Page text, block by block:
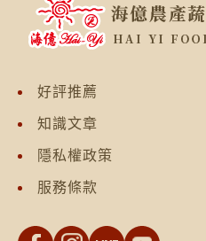
好評推薦
知識文章
隱私權政策
服務條款